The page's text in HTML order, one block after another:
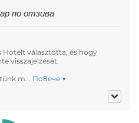
по отзива
Hotelt választotta, és hogy
visszajelzését.
m... Повече ▼